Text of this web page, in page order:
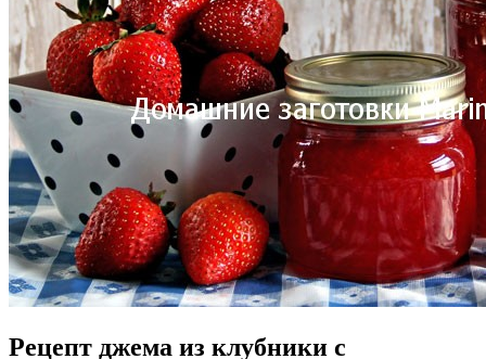
Рецепт джема из клубники с